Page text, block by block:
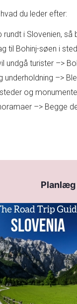
du leder efter:
rundt i Slovenien,
til Bohinj-søen i
undgå turister –>
underholdning –>
og
–> Begge
Planlæg